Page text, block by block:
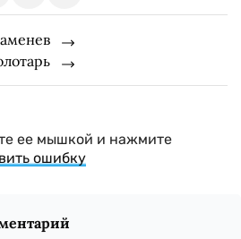
ее мышкой и нажмите
ошибку